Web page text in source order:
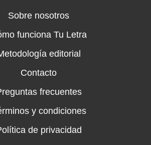
Sobre nosotros
funciona Tu Letra
editorial
Contacto
frecuentes
y condiciones
de privacidad